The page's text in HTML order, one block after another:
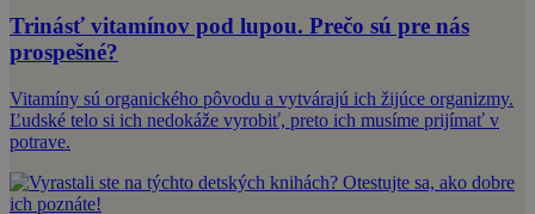
Trinásť vitamínov pod lupou. Prečo sú pre nás
prospešné?
Vitamíny sú organického pôvodu a vytvárajú ich žijúce organizmy.
Ľudské telo si ich nedokáže vyrobiť, preto ich musíme prijímať v
potrave.